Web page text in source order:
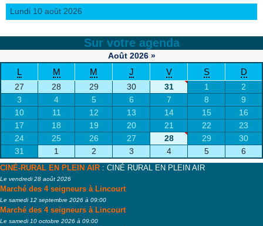
Lundi 10 août 2026
Sur votre agenda
Août 2026 »
L M M J V S D
27 28 29 30 31 1
2
3
4 5 6 7 8
9
10
11 12 13 14 15
16
17
18 19 20 21 22
23
24
25 26 27 28 29
30
31
1 2 3 4 5 6
CINÉ-RURAL EN PLEIN AIR : CINÉ RURAL EN PLEIN AIR
Le vendredi 28 août 2026
Marché des 4 seigneurs à Lincourt
Le samedi 12 septembre 2026 à 09:00
Marché des 4 seigneurs à Lincourt
Le samedi 10 octobre 2026 à 09:00